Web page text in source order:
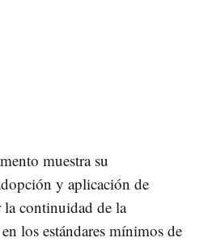
muestra su
y aplicación de
la continuidad de la
los estándares mínimos de